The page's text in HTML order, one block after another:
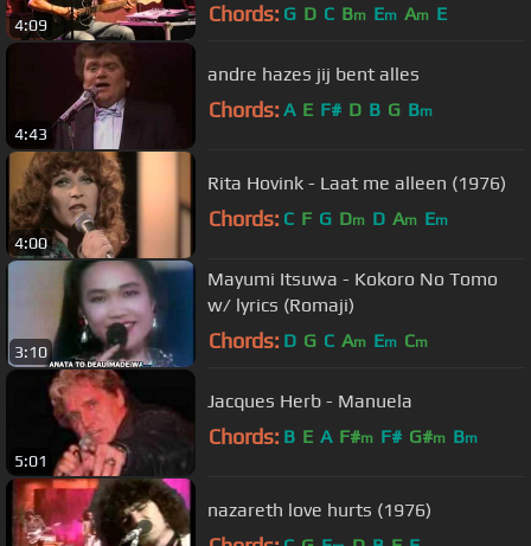
4:09 Chords: G D C Bm Em Am E
4:43
andre hazes jij bent alles
Chords: A E F# D B G Bm
4:00
Rita Hovink - Laat me alleen (1976)
Chords: C F G Dm D Am Em
3:10
Mayumi Itsuwa - Kokoro No Tomo
w/ lyrics (Romaji)
Chords: D G C Am Em Cm
5:01
Jacques Herb - Manuela
Chords: B E A F#m F# G#m Bm
nazareth love hurts (1976)